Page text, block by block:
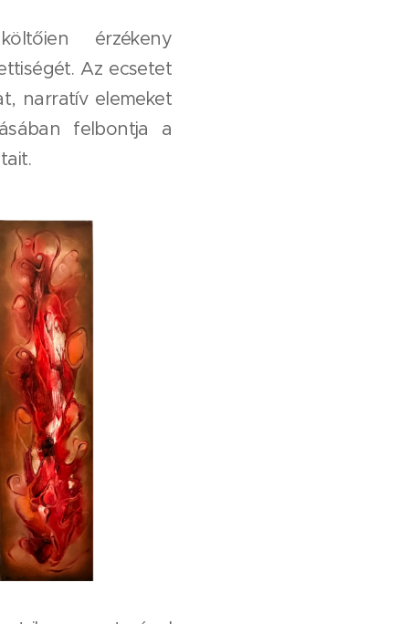
érzékeny
Az ecsetet
narratív elemeket
felbontja a